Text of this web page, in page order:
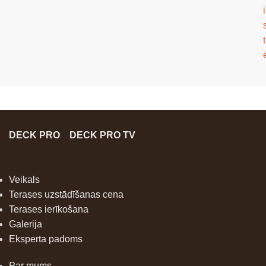
i
t
DECK PRO DECK PRO TV
Veikals
Terases uzstādīšanas cena
Terases ierīkošana
Galerija
Eksperta padoms